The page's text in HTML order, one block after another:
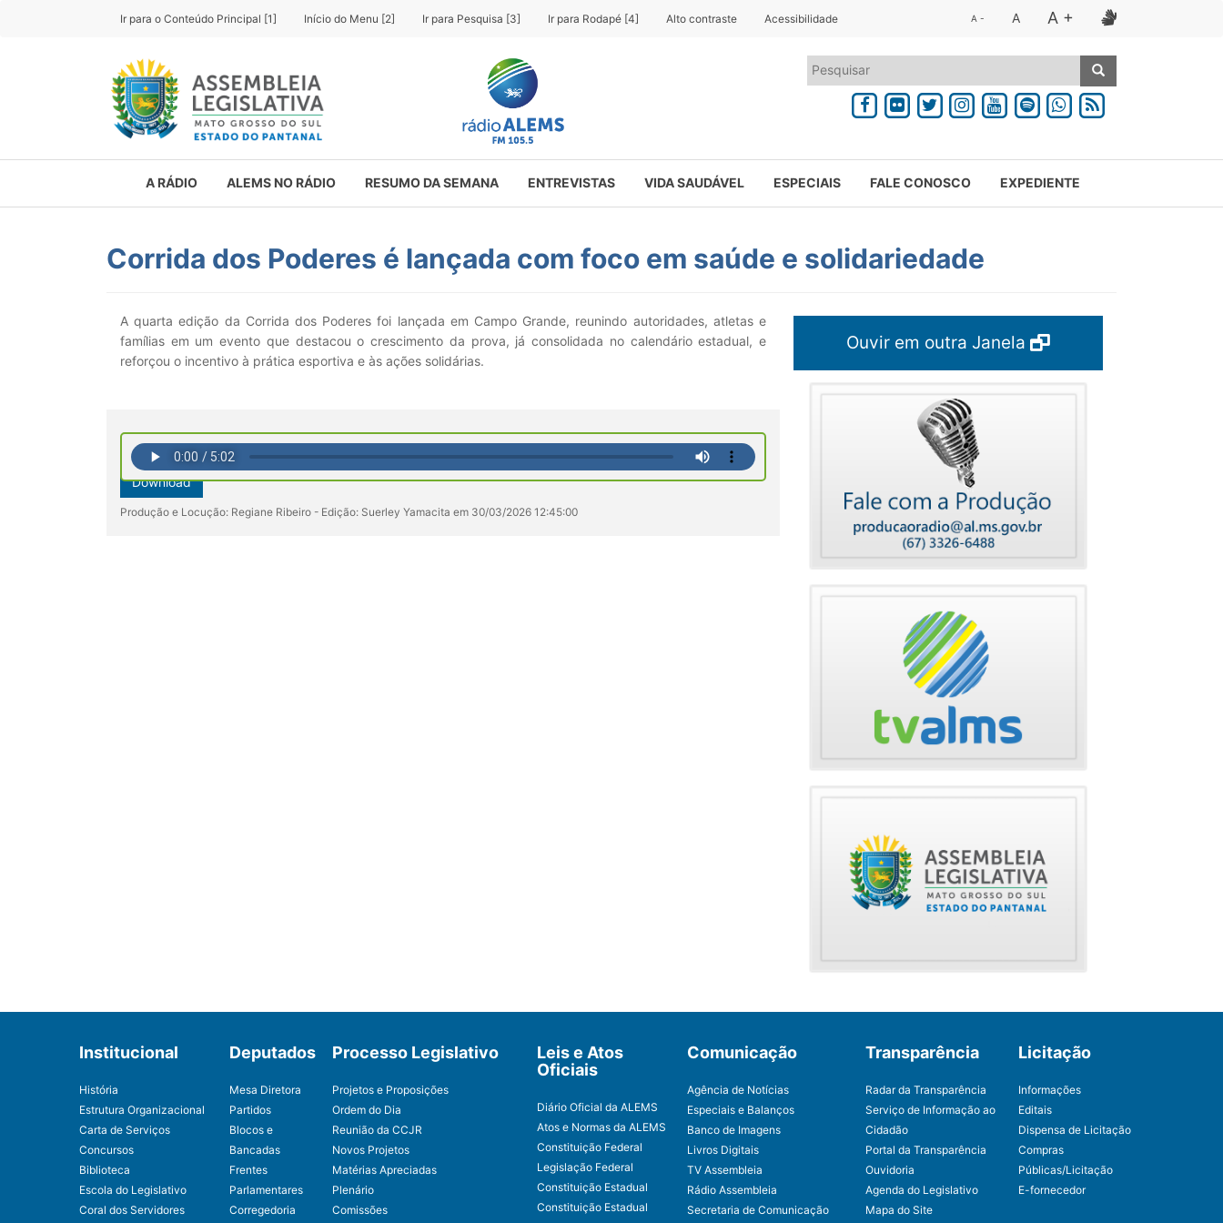
Ir para o Conteúdo Principal [1] Início do Menu [2] Ir para Pesquisa [3] Ir para Rodapé [4] Alto contraste Acessibilidade A - A A +
A RÁDIO ALEMS NO RÁDIO RESUMO DA SEMANA ENTREVISTAS VIDA SAUDÁVEL ESPECIAIS FALE CONOSCO EXPEDIENTE
Corrida dos Poderes é lançada com foco em saúde e solidariedade
A quarta edição da Corrida dos Poderes foi lançada em Campo Grande, reunindo autoridades, atletas e
famílias em um evento que destacou o crescimento da prova, já consolidada no calendário estadual, e
reforçou o incentivo à prática esportiva e às ações solidárias.
Download
Produção e Locução: Regiane Ribeiro - Edição: Suerley Yamacita em 30/03/2026 12:45:00
Ouvir em outra Janela
Institucional
História
Estrutura Organizacional
Carta de Serviços
Concursos
Biblioteca
Escola do Legislativo
Coral dos Servidores
Deputados
Mesa Diretora
Partidos
Blocos e
Bancadas
Frentes
Parlamentares
Corregedoria
Processo Legislativo
Projetos e Proposições
Ordem do Dia
Reunião da CCJR
Novos Projetos
Matérias Apreciadas
Plenário
Comissões
Leis e Atos
Oficiais
Diário Oficial da ALEMS
Atos e Normas da ALEMS
Constituição Federal
Legislação Federal
Constituição Estadual
Constituição Estadual
Comunicação
Agência de Notícias
Especiais e Balanços
Banco de Imagens
Livros Digitais
TV Assembleia
Rádio Assembleia
Secretaria de Comunicação
Transparência
Radar da Transparência
Serviço de Informação ao
Cidadão
Portal da Transparência
Ouvidoria
Agenda do Legislativo
Mapa do Site
Licitação
Informações
Editais
Dispensa de Licitação
Compras
Públicas/Licitação
E-fornecedor